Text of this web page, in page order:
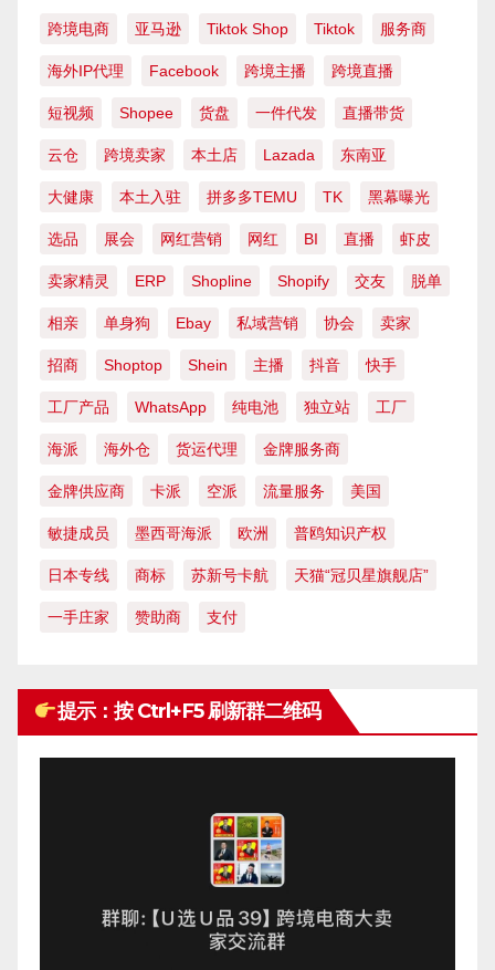
跨境电商 亚马逊 Tiktok Shop Tiktok 服务商
海外IP代理 Facebook 跨境主播 跨境直播
短视频 Shopee 货盘 一件代发 直播带货
云仓 跨境卖家 本土店 Lazada 东南亚
大健康 本土入驻 拼多多TEMU TK 黑幕曝光
选品 展会 网红营销 网红 BI 直播 虾皮
卖家精灵 ERP Shopline Shopify 交友 脱单
相亲 单身狗 Ebay 私域营销 协会 卖家
招商 Shoptop Shein 主播 抖音 快手
工厂产品 WhatsApp 纯电池 独立站 工厂
海派 海外仓 货运代理 金牌服务商
金牌供应商 卡派 空派 流量服务 美国
敏捷成员 墨西哥海派 欧洲 普鸥知识产权
日本专线 商标 苏新号卡航 天猫“冠贝星旗舰店”
一手庄家 赞助商 支付
提示：按 Ctrl+F5 刷新群二维码